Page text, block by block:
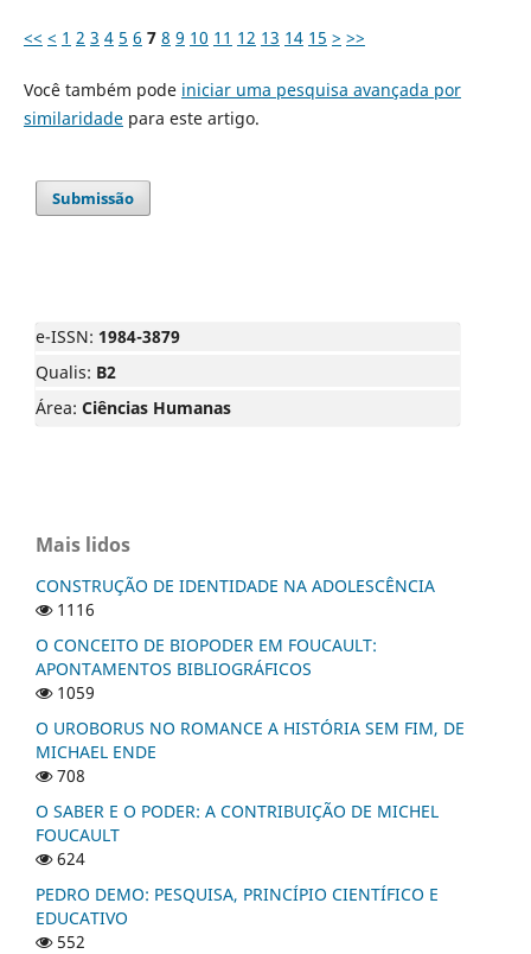
<< < 1 2 3 4 5 6 7 8 9 10 11 12 13 14 15 > >>
Você também pode iniciar uma pesquisa avançada por
similaridadepara este artigo.
Submissão
e-ISSN: 1984-3879
Qualis: B2
Área: Ciências Humanas
Mais lidos
CONSTRUÇÃO DE IDENTIDADE NA ADOLESCÊNCIA
1116
O CONCEITO DE BIOPODER EM FOUCAULT:
APONTAMENTOS BIBLIOGRÁFICOS
1059
O UROBORUS NO ROMANCE A HISTÓRIA SEM FIM, DE
MICHAEL ENDE
708
O SABER E O PODER: A CONTRIBUIÇÃO DE MICHEL
FOUCAULT
624
PEDRO DEMO: PESQUISA, PRINCÍPIO CIENTÍFICO E
EDUCATIVO
552